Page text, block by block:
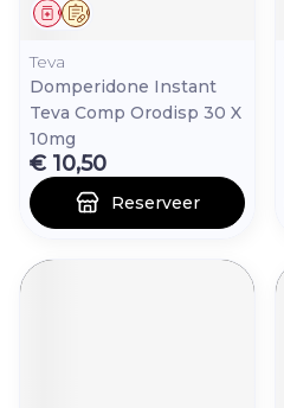
Op voorschrift
Geneesmiddel
Teva
Domperidone Instant
Teva Comp Orodisp 30 X
10mg
€ 10,50
Reserveer